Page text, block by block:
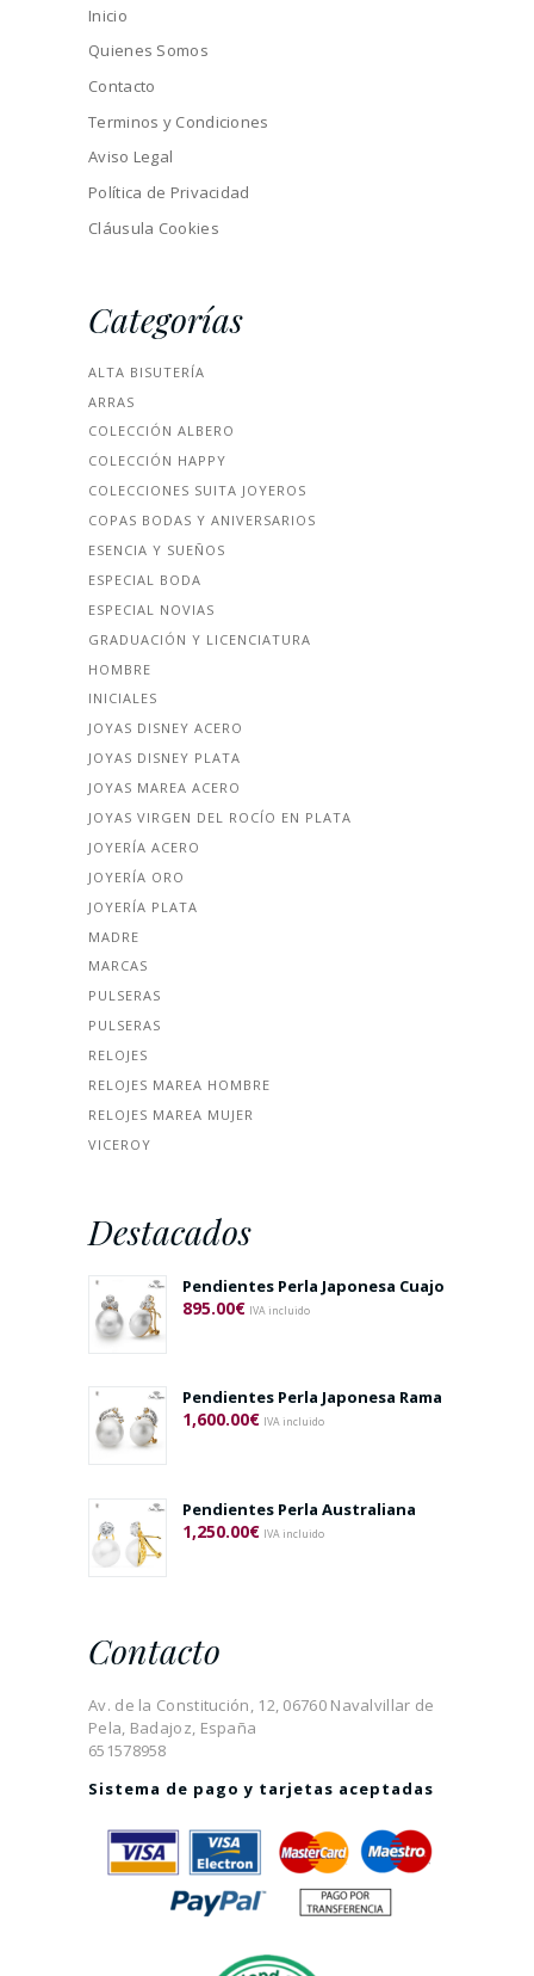
Inicio
Quienes Somos
Contacto
Terminos y Condiciones
Aviso Legal
Política de Privacidad
Cláusula Cookies
Categorías
ALTA BISUTERÍA
ARRAS
COLECCIÓN ALBERO
COLECCIÓN HAPPY
COLECCIONES SUITA JOYEROS
COPAS BODAS Y ANIVERSARIOS
ESENCIA Y SUEÑOS
ESPECIAL BODA
ESPECIAL NOVIAS
GRADUACIÓN Y LICENCIATURA
HOMBRE
INICIALES
JOYAS DISNEY ACERO
JOYAS DISNEY PLATA
JOYAS MAREA ACERO
JOYAS VIRGEN DEL ROCÍO EN PLATA
JOYERÍA ACERO
JOYERÍA ORO
JOYERÍA PLATA
MADRE
MARCAS
PULSERAS
PULSERAS
RELOJES
RELOJES MAREA HOMBRE
RELOJES MAREA MUJER
VICEROY
Destacados
Pendientes Perla Japonesa Cuajo
895.00€ IVA incluido
Pendientes Perla Japonesa Rama
1,600.00€ IVA incluido
Pendientes Perla Australiana
1,250.00€ IVA incluido
Contacto
Av. de la Constitución, 12, 06760 Navalvillar de
Pela, Badajoz, España
651578958
Sistema de pago y tarjetas aceptadas